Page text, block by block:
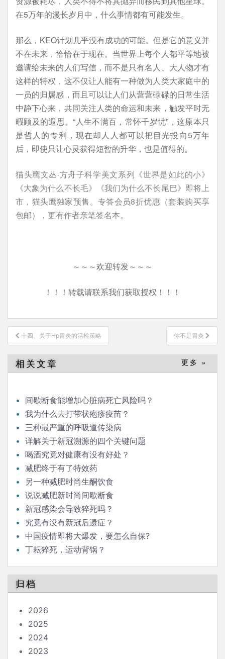
在5万年的漫长岁月中，什么事情都有可能发生。
那么，KEO计划几乎没有成功的可能。但是它的意义并
不在未来，恰恰在于现在。当世界上每个人都平等地被
邀请给未来的人们写信，而不是只有名人、大人物才有
这样的特权，这不仅让人能有一种做为人类大家庭中的
一员的归属感，而且可以让人们从营营碌碌的日常生活
中静下心来，共同关注人类的命运和未来，触发平时无
暇顾及的遐思。“人生不满百，常怀千岁忧”，这原本只
是哲人的专利，现在却人人都可以把目光投向5万年
后，即使只让心灵获得短暂的升华，也是值得的。
猫头鹰文丛·方舟子科学美文系列《世界是如此的小》
《大象为什么不长毛》《我们为什么不长尾巴》即将上
市，猫头鹰独家预售。专答会员8折优惠（套装购买享
包邮），更有作者亲笔签名本。
～～～欢迎转发～～～
！！！转载请联系我们获取授权！！！
文
章
导
航
十四、关于Hp胃炎的活检策略 你不是胃炎
相关文章 更多 »
间歇断食能增加心脏病死亡风险吗？
我为什么去打带状疱疹疫苗？
三种最严重的呼吸道传染病
详解关于新冠溯源的四个关键问题
喝酒究竟对健康有没有好处？
减肥终于有了特效药
另一种减肥时尚生酮饮食
说说减肥新时尚间歇断食
新冠感染会导致猝死吗？
究竟有没有新冠后遗症？
中国疫情即将大爆发，要怎么自保?
丁耘猝死，运动背锅？
归档
2026
2025
2024
2023